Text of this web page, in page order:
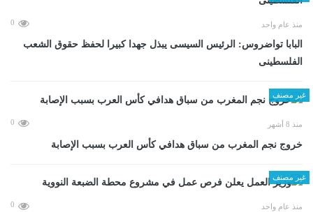
منذ عام واحد 0
البابا تواضروس: الرئيس السيسى يبذل جهدا كبيرا لحفظ حقوق الشعب
الفلسطينى
غير مصنف
منذ 8 أشهر 0
خروج نجم المغرب من سباق هدافي كأس العرب بسبب الإصابة
غير مصنف
منذ عام واحد 0